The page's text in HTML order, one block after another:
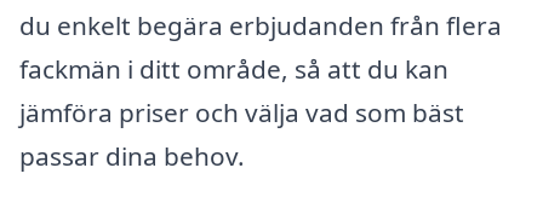
du enkelt begära erbjudanden från flera
fackmän i ditt område, så att du kan
jämföra priser och välja vad som bäst
passar dina behov.